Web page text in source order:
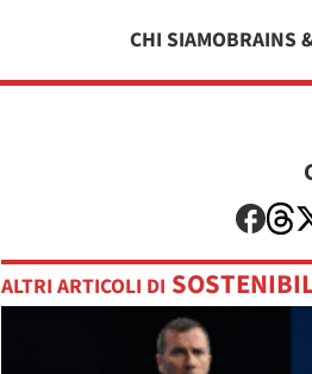
CHI SIAMOBRAINS
ALTRI ARTICOLI DI